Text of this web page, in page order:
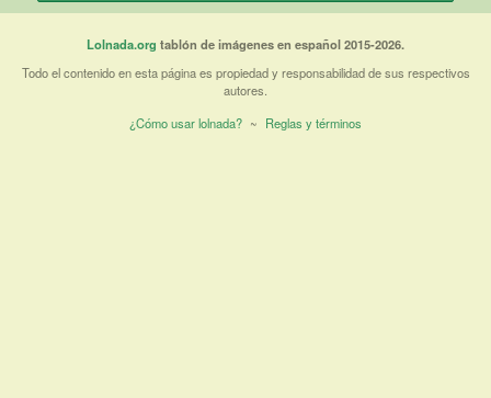
Lolnada.org tablón de imágenes en español 2015-2026.
Todo el contenido en esta página es propiedad y responsabilidad de sus respectivos
autores.
¿Cómo usar lolnada? ~ Reglas y términos